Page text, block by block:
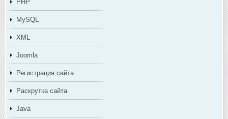
PHP
MySQL
XML
Joomla
Регистрация сайта
Раскрутка сайта
Java